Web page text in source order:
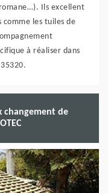
Ils excellent
les tuiles de
à réaliser dans
changement de